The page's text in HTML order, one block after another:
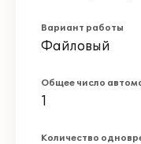
Вариант работы
Файловый
Общее число
1
Количество